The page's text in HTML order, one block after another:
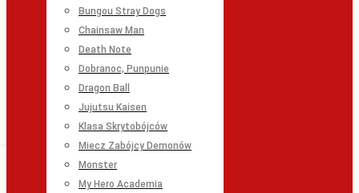
Bungou Stray Dogs
Chainsaw Man
Death Note
Dobranoc, Punpunie
Dragon Ball
Jujutsu Kaisen
Klasa Skrytobójców
Miecz Zabójcy Demonów
Monster
My Hero Academia